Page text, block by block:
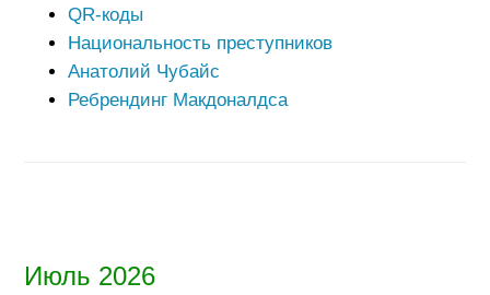
Июль 2026
QR-коды
Национальность преступников
Анатолий Чубайс
Ребрендинг Макдоналдса